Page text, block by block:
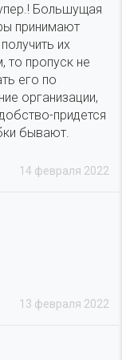
Большущая
принимают
их
то пропуск не
его по
организации,
придется
бывают.
14 февраля 2022
13 февраля 2022